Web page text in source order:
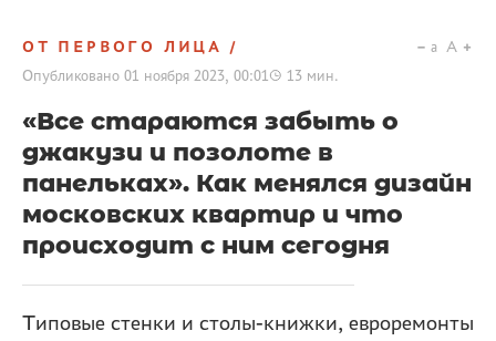
ОТ ПЕРВОГО ЛИЦА
Опубликовано 01 ноября 2023, 00:01 13 мин.
a A
«Все стараются забыть о
джакузи и позолоте в
панельках». Как менялся дизайн
московских квартир и что
происходит с ним сегодня
Типовые стенки и столы-книжки, евроремонты